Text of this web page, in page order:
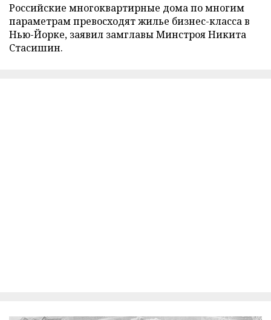
Российские многоквартирные дома по многим
параметрам превосходят жилье бизнес-класса в
Нью-Йорке, заявил замглавы Минстроя Никита
Стасишин.